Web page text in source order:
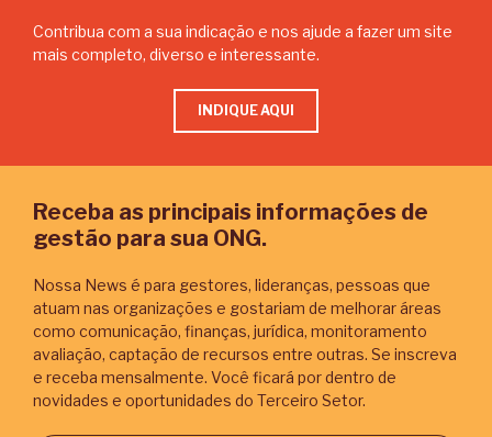
Contribua com a sua indicação e nos ajude a fazer um site
mais completo, diverso e interessante.
INDIQUE AQUI
Receba as principais informações de
gestão para sua ONG.
Nossa News é para gestores, lideranças, pessoas que
atuam nas organizações e gostariam de melhorar áreas
como comunicação, finanças, jurídica, monitoramento
avaliação, captação de recursos entre outras. Se inscreva
e receba mensalmente. Você ficará por dentro de
novidades e oportunidades do Terceiro Setor.